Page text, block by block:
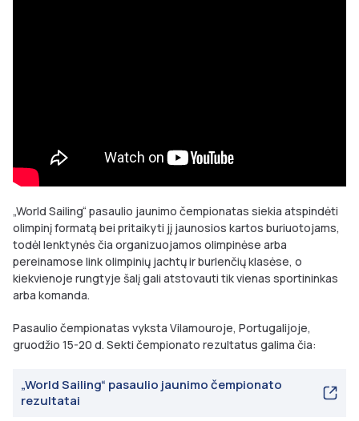
„World Sailing“ pasaulio jaunimo čempionatas siekia atspindėti
olimpinį formatą bei pritaikyti jį jaunosios kartos buriuotojams,
todėl lenktynės čia organizuojamos olimpinėse arba
pereinamose link olimpinių jachtų ir burlenčių klasėse, o
kiekvienoje rungtyje šalį gali atstovauti tik vienas sportininkas
arba komanda.
Pasaulio čempionatas vyksta Vilamouroje, Portugalijoje,
gruodžio 15-20 d. Sekti čempionato rezultatus galima čia:
„World Sailing“ pasaulio jaunimo čempionato
rezultatai